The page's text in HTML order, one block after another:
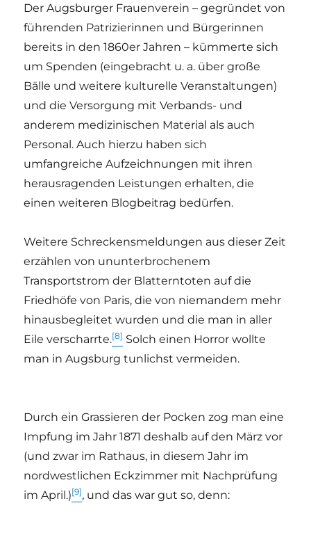
Der Augsburger Frauenverein – gegründet von
führenden Patrizierinnen und Bürgerinnen
bereits in den 1860er Jahren – kümmerte sich
um Spenden (eingebracht u. a. über große
Bälle und weitere kulturelle Veranstaltungen)
und die Versorgung mit Verbands- und
anderem medizinischen Material als auch
Personal. Auch hierzu haben sich
umfangreiche Aufzeichnungen mit ihren
herausragenden Leistungen erhalten, die
einen weiteren Blogbeitrag bedürfen.
Weitere Schreckensmeldungen aus dieser Zeit
erzählen von ununterbrochenem
Transportstrom der Blatterntoten auf die
Friedhöfe von Paris, die von niemandem mehr
hinausbegleitet wurden und die man in aller
Eile verscharrte.[8] Solch einen Horror wollte
man in Augsburg tunlichst vermeiden.
Durch ein Grassieren der Pocken zog man eine
Impfung im Jahr 1871 deshalb auf den März vor
(und zwar im Rathaus, in diesem Jahr im
nordwestlichen Eckzimmer mit Nachprüfung
im April.)[9], und das war gut so, denn: